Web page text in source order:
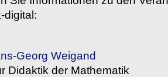
digital:
Georg Weigand
Didaktik der Mathematik